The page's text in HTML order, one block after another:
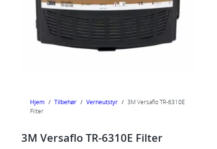
Hjem / Tilbehør / Verneutstyr / 3M Versaflo TR-6310E
Filter
3M Versaflo TR-6310E Filter